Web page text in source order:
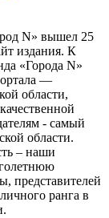
N» вышел 25
издания. К
«Города N»
—
области,
- самый
области.
– наши
представителей
ранга в